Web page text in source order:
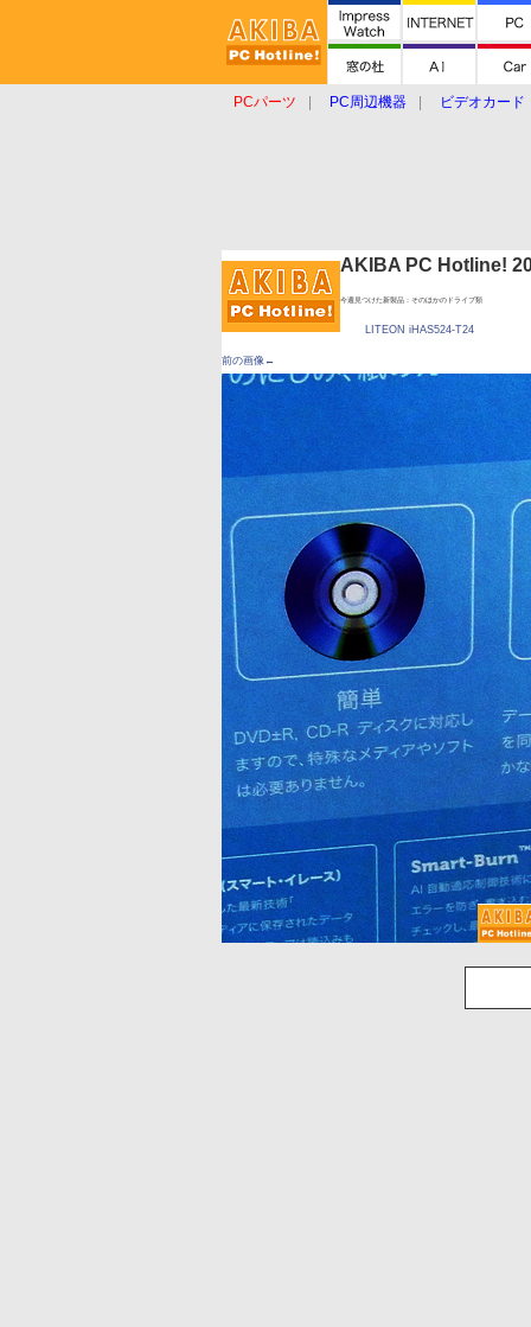
PCパーツ PC周辺機器
ビデオカード
AKIBA PC Hotline!
今週見つけた新製品：そのほかのドライブ類
LITEON iHAS524-T24
前の画像←